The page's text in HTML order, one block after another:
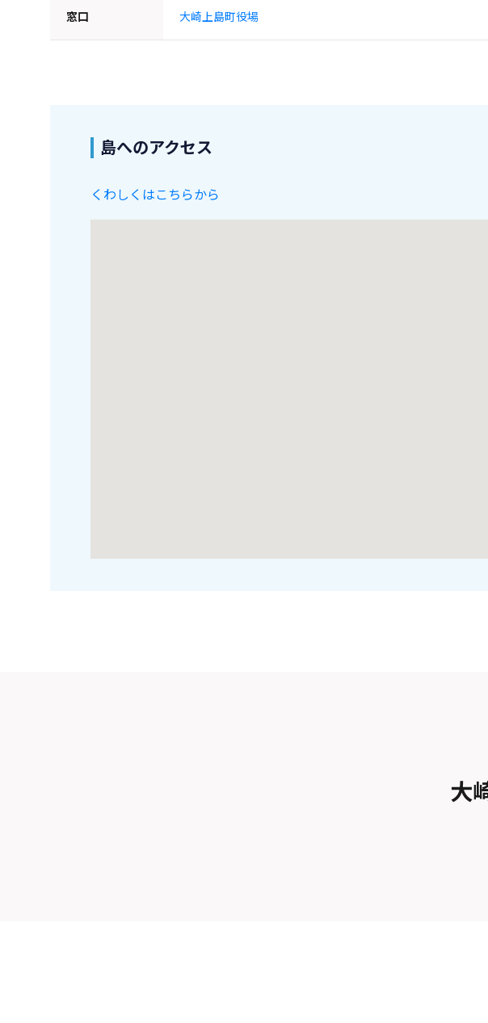
窓口 大崎上島町役場
島へのアクセス
くわしくはこちらから
大